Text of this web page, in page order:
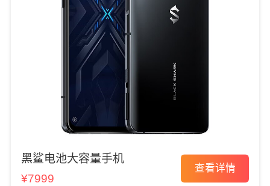
黑鲨电池大容量手机
¥7999
查看详情